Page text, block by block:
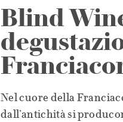
Blind
Nel cuore della
dall’antichità si